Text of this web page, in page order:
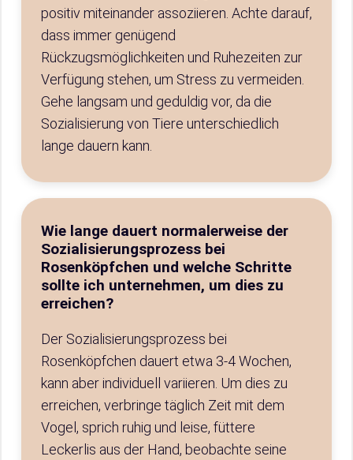
positiv miteinander assoziieren. Achte darauf,
dass immer genügend
Rückzugsmöglichkeiten und Ruhezeiten zur
Verfügung stehen, um Stress zu vermeiden.
Gehe langsam und geduldig vor, da die
Sozialisierung von Tiere unterschiedlich
lange dauern kann.
Wie lange dauert normalerweise der
Sozialisierungsprozess bei
Rosenköpfchen und welche Schritte
sollte ich unternehmen, um dies zu
erreichen?
Der Sozialisierungsprozess bei
Rosenköpfchen dauert etwa 3-4 Wochen,
kann aber individuell variieren. Um dies zu
erreichen, verbringe täglich Zeit mit dem
Vogel, sprich ruhig und leise, füttere
Leckerlis aus der Hand, beobachte seine